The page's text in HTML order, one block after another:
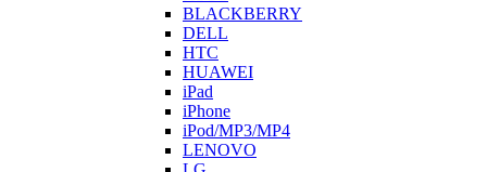
BLACKBERRY
DELL
HTC
HUAWEI
iPad
iPhone
iPod/MP3/MP4
LENOVO